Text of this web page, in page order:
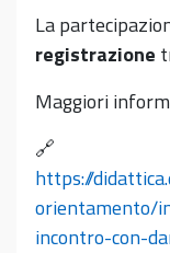
La
registrazione
Maggiori
🔗
https://
orientamento/
incontro-con-